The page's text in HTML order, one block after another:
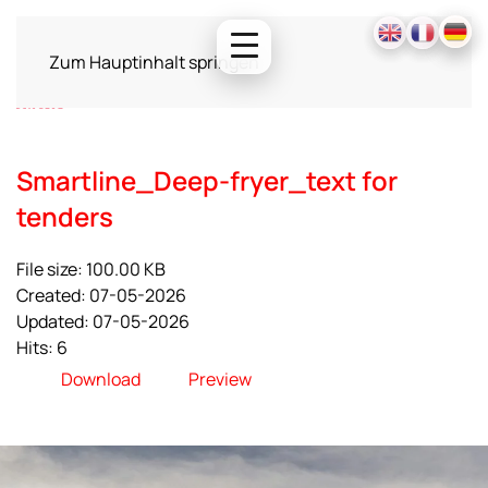
Zum Hauptinhalt springen
Smartline_Deep-fryer_text for
tenders
File size: 100.00 KB
Created: 07-05-2026
Updated: 07-05-2026
Hits: 6
Download
Preview